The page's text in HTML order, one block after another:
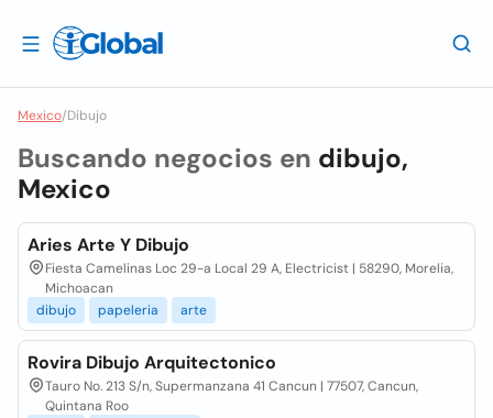
Mexico/Dibujo
Buscando negocios en dibujo,
Mexico
Aries Arte Y Dibujo
Fiesta Camelinas Loc 29-a Local 29 A, Electricist | 58290, Morelia,
Michoacan
dibujo
papeleria arte
Rovira Dibujo Arquitectonico
Tauro No. 213 S/n, Supermanzana 41 Cancun | 77507, Cancun,
Quintana Roo